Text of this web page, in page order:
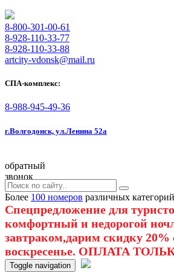
8-800-301-00-61
8-928-110-33-77
8-928-110-33-88
artcity-vdonsk@mail.ru
СПА-комплекс:
8-988-945-49-36
г.Волгодонск, ул.Ленина 52а
обратный
звонок
Более 100 номеров различных категорий
Спецпредложение для
комфортный и недорогой
завтраком,дарим скидку
воскресенье. ОПЛАТА
Toggle navigation